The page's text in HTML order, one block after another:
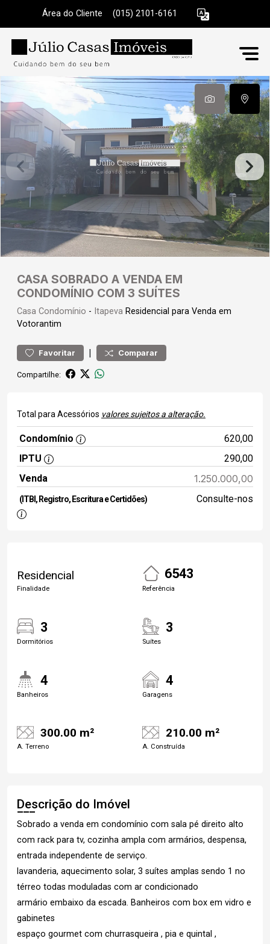
Área do Cliente (015) 2101-6161
CASA SOBRADO A VENDA EM
CONDOMÍNIO COM 3 SUÍTES
Casa Condomínio - Itapeva Residencial para Venda em
Votorantim
Favoritar | Comparar
Compartilhe:
Total para Acessórios valores sujeitos a alteração.
Condomínio
620,00
IPTU
290,00
Venda
1.250.000,00
(ITBI, Registro, Escritura e Certidões) Consulte-nos
Residencial
Finalidade
6543
Referência
3
Dormitórios
3
Suítes
4
Banheiros
4
Garagens
300.00 m²
A. Terreno
210.00 m²
A. Construída
Descrição do Imóvel
Sobrado a venda em condomínio com sala pé direito alto
com rack para tv, cozinha ampla com armários, despensa,
entrada independente de serviço.
lavanderia, aquecimento solar, 3 suítes amplas sendo 1 no
térreo todas moduladas com ar condicionado
armário embaixo da escada. Banheiros com box em vidro e
gabinetes
espaço gourmet com churrasqueira , pia e quintal ,